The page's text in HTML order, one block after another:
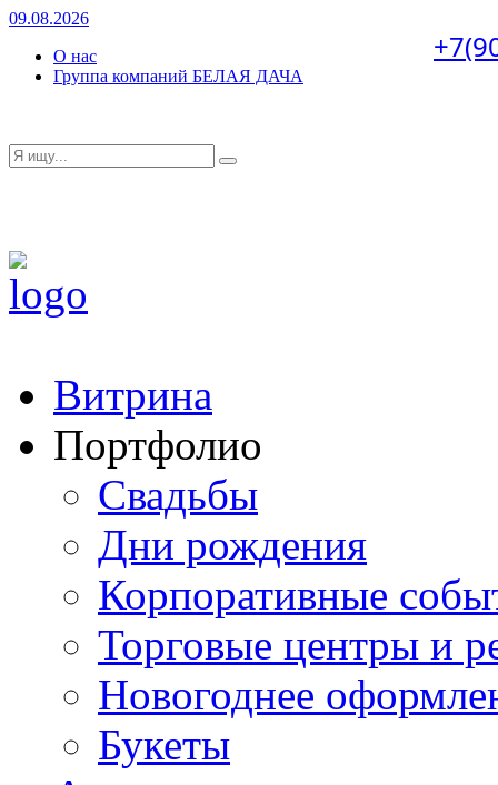
09.08.2026
О нас
Группа компаний БЕЛАЯ ДАЧА
Витрина
Портфолио
Свадьбы
Дни рождения
Корпоративные
Торговые центры и
Новогоднее
Букеты